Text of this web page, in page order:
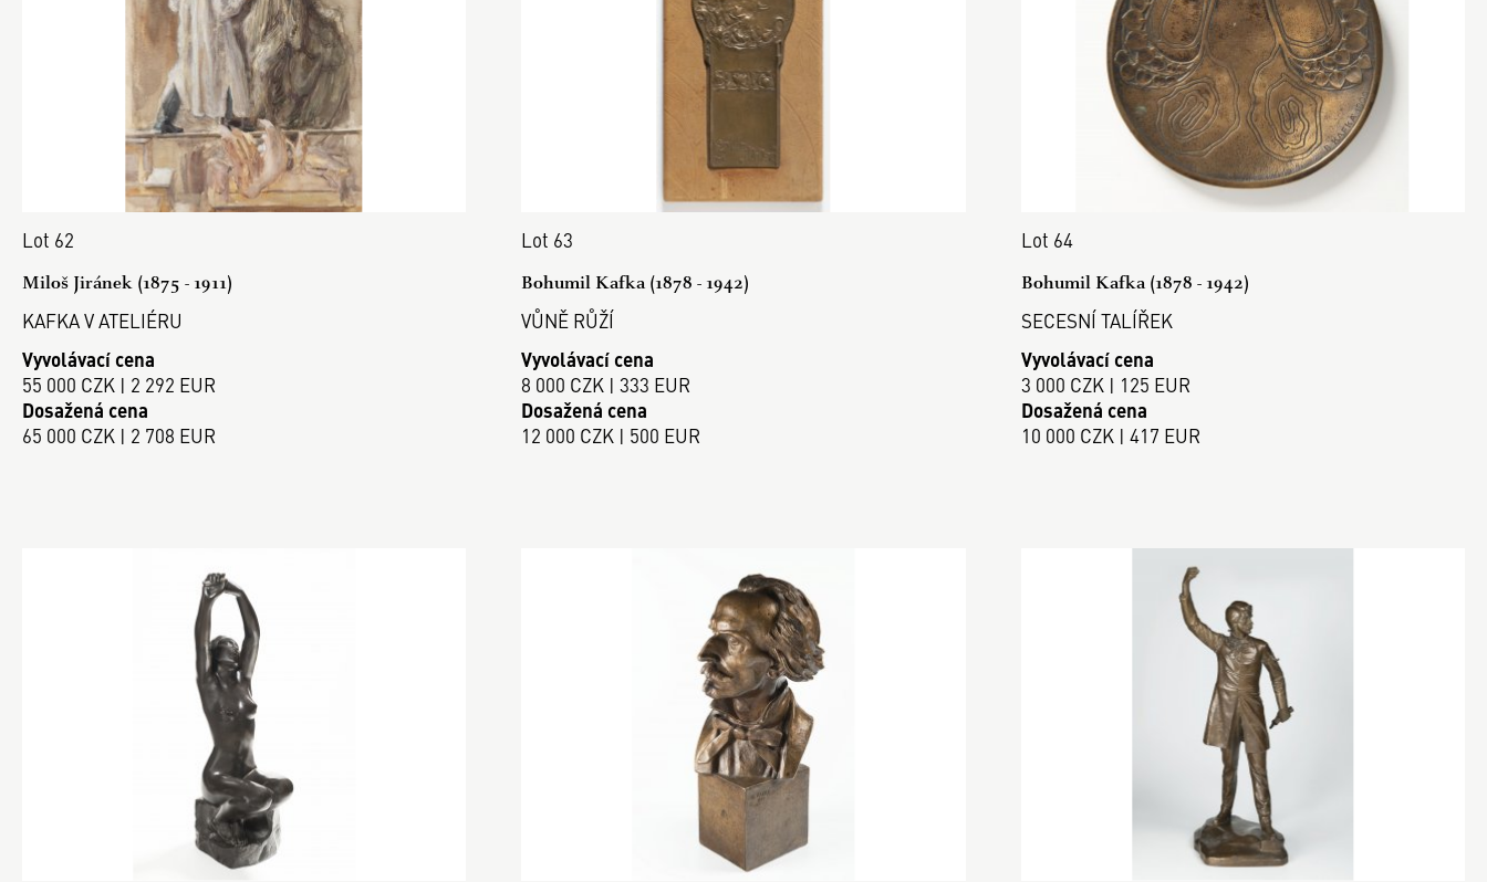
Lot 62
Miloš Jiránek (1875 - 1911)
KAFKA V ATELIÉRU
Vyvolávací cena
55 000 CZK | 2 292 EUR
Dosažená cena
65 000 CZK | 2 708 EUR
Lot 63
Bohumil Kafka (1878 - 1942)
VŮNĚ RŮŽÍ
Vyvolávací cena
8 000 CZK | 333 EUR
Dosažená cena
12 000 CZK | 500 EUR
Lot 64
Bohumil Kafka (1878 - 1942)
SECESNÍ TALÍŘEK
Vyvolávací cena
3 000 CZK | 125 EUR
Dosažená cena
10 000 CZK | 417 EUR